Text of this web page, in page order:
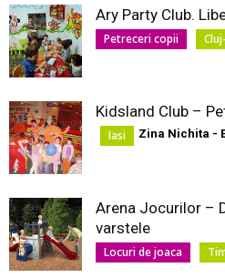
Ary Party Club.
Petreceri copii
Kidsland Club –
Iasi Zina Nichita -
Arena Jocurilor –
varstele
Locuri de joaca